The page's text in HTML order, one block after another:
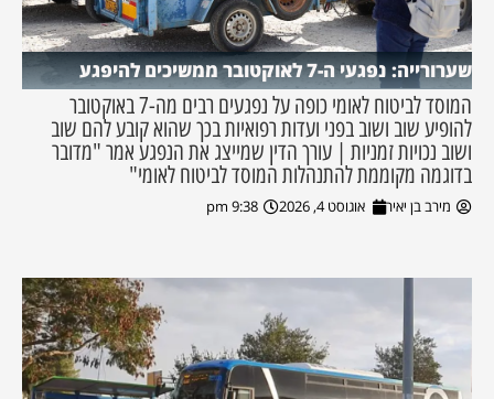
שערורייה: נפגעי ה-7 לאוקטובר ממשיכים להיפגע
המוסד לביטוח לאומי כופה על נפגעים רבים מה-7 באוקטובר
להופיע שוב ושוב בפני ועדות רפואיות בכך שהוא קובע להם שוב
ושוב נכויות זמניות | עורך הדין שמייצג את הנפגע אמר "מדובר
בדוגמה מקוממת להתנהלות המוסד לביטוח לאומי"
מירב בן יאיר אוגוסט 4, 2026 9:38 pm